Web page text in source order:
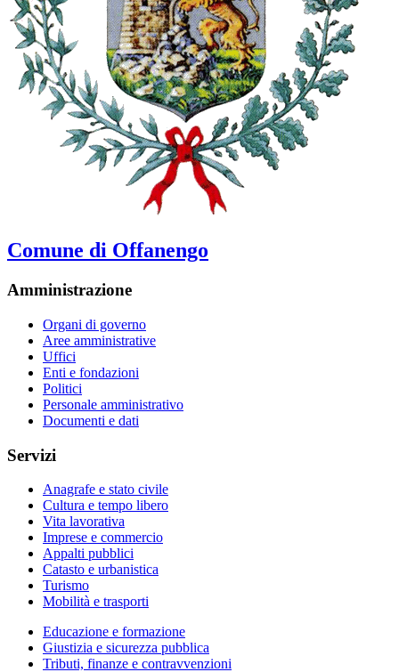
Comune di Offanengo
Amministrazione
Organi di governo
Aree amministrative
Uffici
Enti e fondazioni
Politici
Personale amministrativo
Documenti e dati
Servizi
Anagrafe e stato civile
Cultura e tempo libero
Vita lavorativa
Imprese e commercio
Appalti pubblici
Catasto e urbanistica
Turismo
Mobilità e trasporti
Educazione e formazione
Giustizia e sicurezza pubblica
Tributi, finanze e contravvenzioni